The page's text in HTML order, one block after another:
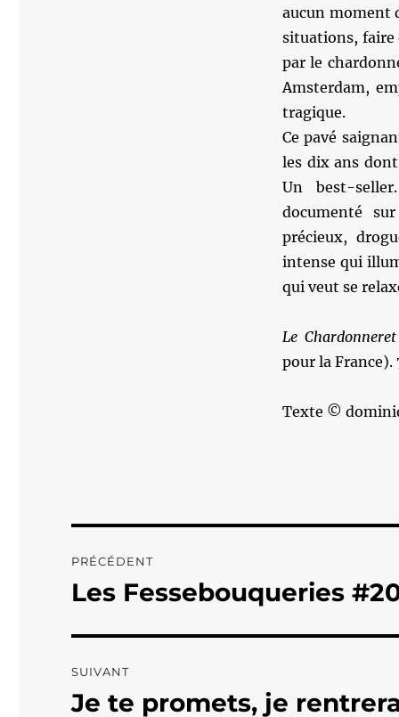
aucun moment
situations, faire
par le
Amsterdam,
tragique.
Ce pavé
les dix ans
Un best-
documenté
précieux,
intense qui
qui veut se
Le Chardonneret
pour la France).
Texte ©
de
PRÉCÉDENT
Publication
Les Fessebouqueries
SUIVANT
Publication
Je te promets, je